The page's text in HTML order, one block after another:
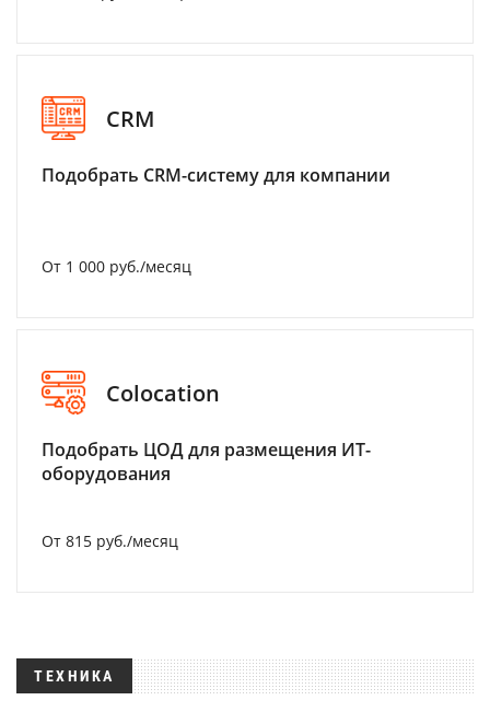
CRM
Подобрать CRM-систему для компании
От 1 000 руб./месяц
Colocation
Подобрать ЦОД для размещения ИТ-
оборудования
От 815 руб./месяц
ТЕХНИКА